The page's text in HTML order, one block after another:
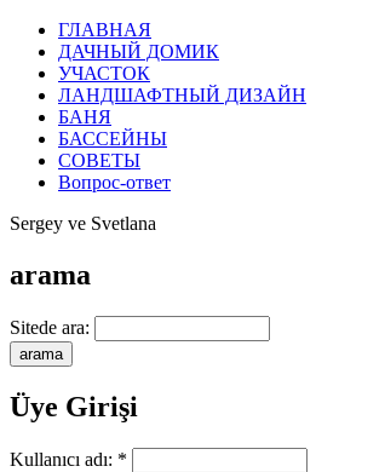
ГЛАВНАЯ
ДАЧНЫЙ ДОМИК
УЧАСТОК
ЛАНДШАФТНЫЙ ДИЗАЙН
БАНЯ
БАССЕЙНЫ
СОВЕТЫ
Вопрос-ответ
Sergey ve Svetlana
arama
Sitede ara:
Üye Girişi
Kullanıcı adı: *